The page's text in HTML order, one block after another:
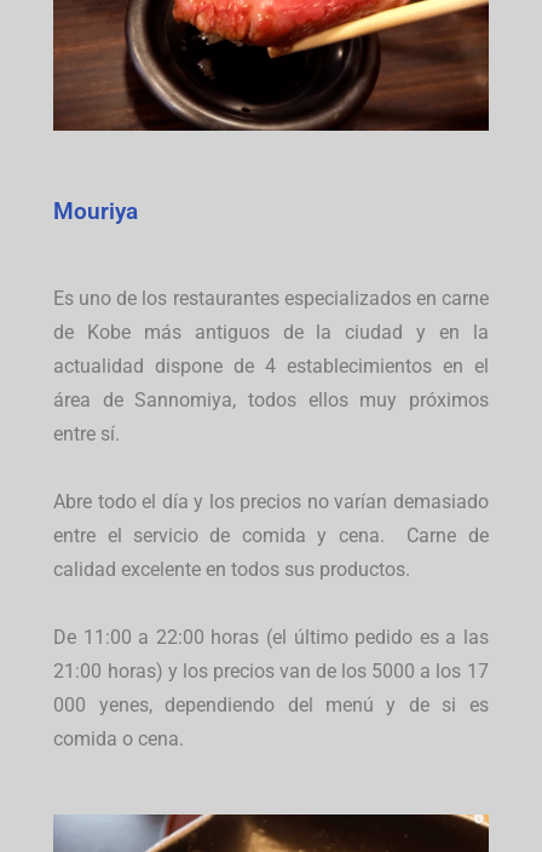
Mouriya
Es uno de los restaurantes especializados en carne
de Kobe más antiguos de la ciudad y en la
actualidad dispone de 4 establecimientos en el
área de Sannomiya, todos ellos muy próximos
entre sí.
Abre todo el día y los precios no varían demasiado
entre el servicio de comida y cena. Carne de
calidad excelente en todos sus productos.
De 11:00 a 22:00 horas (el último pedido es a las
21:00 horas) y los precios van de los 5000 a los 17
000 yenes, dependiendo del menú y de si es
comida o cena.